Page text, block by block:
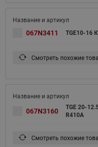
067N3411 TGE10-16
Смотреть похожие
067N3160
TGE 20-
R410A
Смотреть похожие